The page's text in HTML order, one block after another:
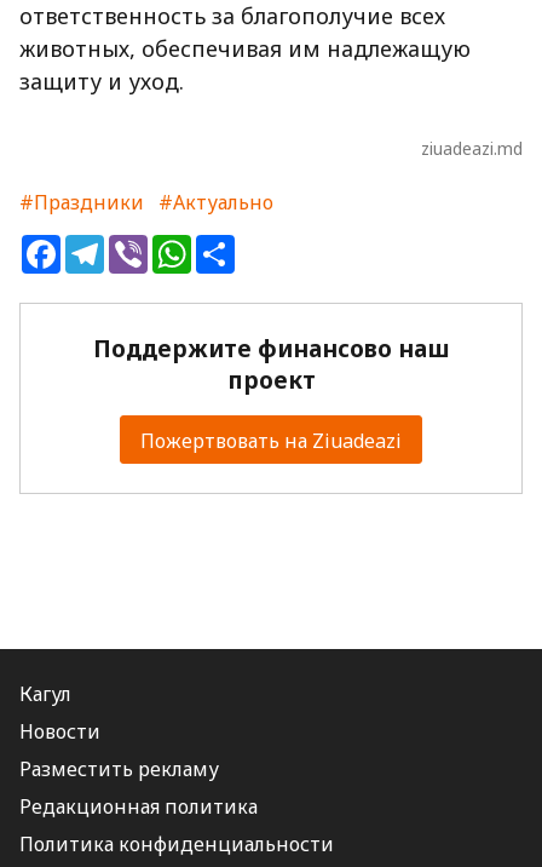
ответственность за благополучие всех
животных, обеспечивая им надлежащую
защиту и уход.
ziuadeazi.md
#Праздники
#Актуально
FacebookTelegram
ViberWhatsApp
Поддержите финансово наш
проект
Пожертвовать на Ziuadeazi
Кагул
Новости
Разместить рекламу
Редакционная политика
Политика конфиденциальности